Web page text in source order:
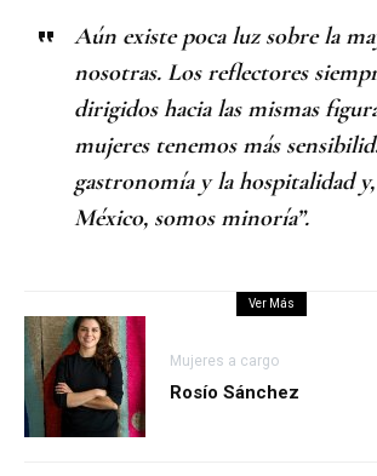
Aún existe poca luz sobre la
nosotras. Los reflectores
dirigidos hacia las mismas
mujeres tenemos más
gastronomía y la hospitalidad
México, somos minoría”.
Ver Más
Mujeres a cargo
Rosío Sánchez